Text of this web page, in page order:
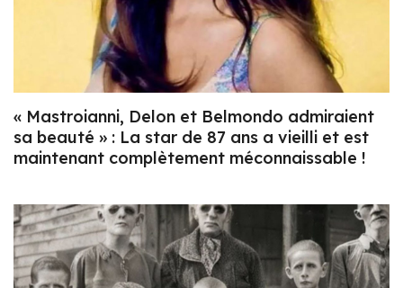
« Mastroianni, Delon et Belmondo admiraient
sa beauté » : La star de 87 ans a vieilli et est
maintenant complètement méconnaissable !